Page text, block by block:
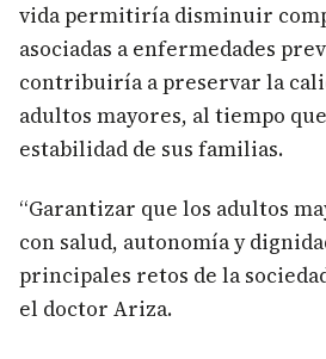
vida permitiría disminuir
asociadas a enfermedades
contribuiría a preservar la
adultos mayores, al tiempo
estabilidad de sus familias.
“Garantizar que los adultos
con salud, autonomía y
principales retos de la
el doctor Ariza.